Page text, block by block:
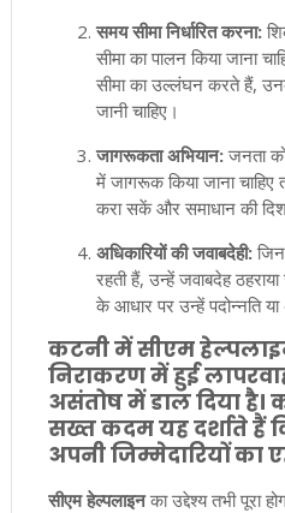
समय सीमा निर्धारित करना:
सीमा का पालन किया जाना
सीमा का उल्लंघन करते हैं,
जानी चाहिए।
जागरूकता अभियान:जनता
में जागरूक किया जाना
करा सकें और समाधान की
अधिकारियों की जवाबदेही:जिन
रहती हैं, उन्हें जवाबदेह
के आधार पर उन्हें पदोन्नति
कटनी में सीएम
निराकरण में हुई
असंतोष में डाल दिया है।
सख्त कदम यह दर्शाते हैं
अपनी जिम्मेदारियों का
सीएम हेल्पलाइनका उद्देश्य तभी पूरा